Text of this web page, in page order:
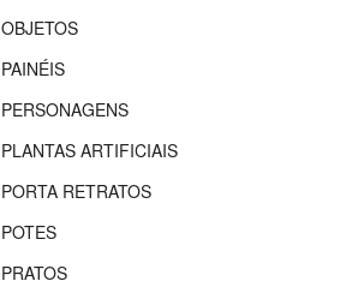
OBJETOS
PAINÉIS
PERSONAGENS
PLANTAS ARTIFICIAIS
PORTA RETRATOS
POTES
PRATOS